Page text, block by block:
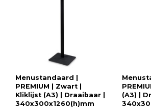
Menustandaard |
PREMIUM | Zwart |
Kliklijst (A3) | Draaibaar |
340x300x1260(h)mm
(A3) |